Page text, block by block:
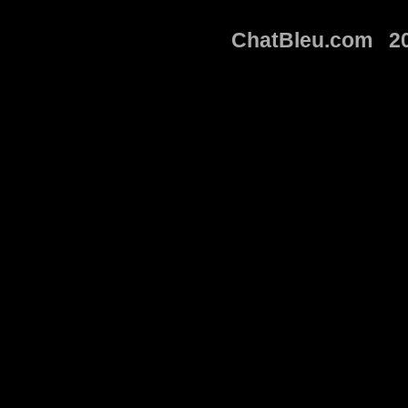
ChatBleu.com